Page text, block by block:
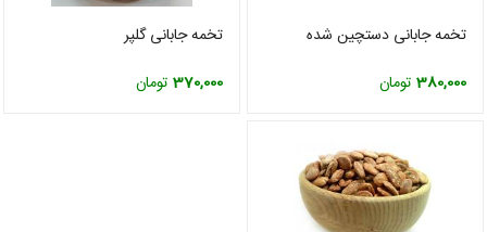
تخمه جابانی دستچین شده
380,000 تومان
تخمه جابانی گلپر
370,000 تومان